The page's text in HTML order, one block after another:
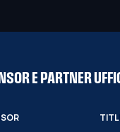
E PARTNER